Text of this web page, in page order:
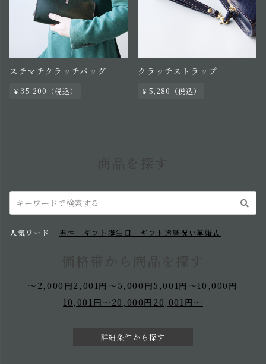
ステマチクラッチバッグ
￥35,200（税込）
クラッチストラップ
￥5,280（税込）
人気ワード 男性 ギフト 誕生日 ギフト 還暦祝い革婚式
～2,000円2,001円～5,000円5,001円～10,000円
10,001円～20,000円 20,001円～
詳細条件から探す